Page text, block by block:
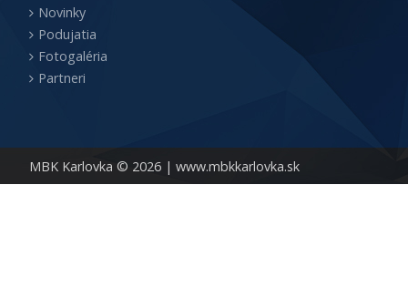
MBK Karlovka © 2026 | www.mbkkarlovka.sk
Novinky
Podujatia
Fotogaléria
Partneri